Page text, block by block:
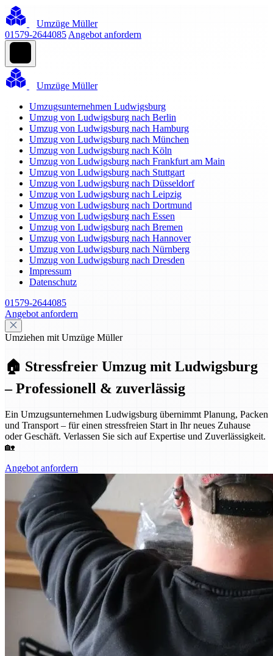
Umzüge Müller
01579-2644085 Angebot anfordern
Umzüge Müller
Umzugsunternehmen Ludwigsburg
Umzug von Ludwigsburg nach Berlin
Umzug von Ludwigsburg nach Hamburg
Umzug von Ludwigsburg nach München
Umzug von Ludwigsburg nach Köln
Umzug von Ludwigsburg nach Frankfurt am Main
Umzug von Ludwigsburg nach Stuttgart
Umzug von Ludwigsburg nach Düsseldorf
Umzug von Ludwigsburg nach Leipzig
Umzug von Ludwigsburg nach Dortmund
Umzug von Ludwigsburg nach Essen
Umzug von Ludwigsburg nach Bremen
Umzug von Ludwigsburg nach Hannover
Umzug von Ludwigsburg nach Nürnberg
Umzug von Ludwigsburg nach Dresden
Impressum
Datenschutz
01579-2644085
Angebot anfordern
Umziehen mit Umzüge Müller
🏠 Stressfreier Umzug mit Ludwigsburg
– Professionell & zuverlässig
Ein Umzugsunternehmen Ludwigsburg übernimmt Planung, Packen
und Transport – für einen stressfreien Start in Ihr neues Zuhause
oder Geschäft. Verlassen Sie sich auf Expertise und Zuverlässigkeit.
🏡
Angebot anfordern